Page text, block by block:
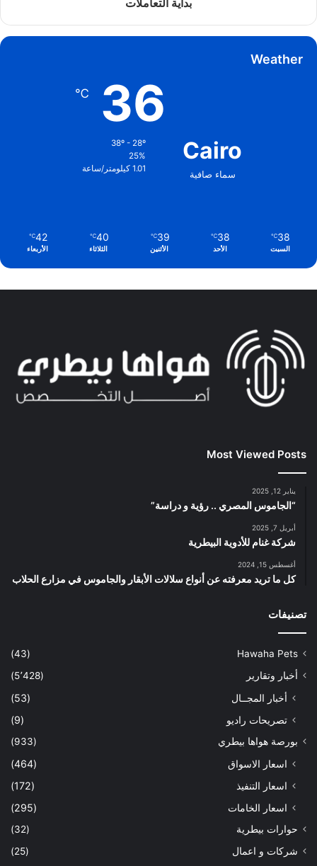
Weather
Cairo
سماء صافية
36
℃
25%
1.01 كيلومتر/ساعة
38
℃
السبت
38
℃
الأحد
39
℃
الأثنين
40
℃
الثلاثاء
42
℃
الأربعاء
Most Viewed Posts
يناير 12, 2025
“الجاموس المصري .. رؤية و دراسة”
أبريل 7, 2025
شركة غنام للأدوية البيطرية
أغسطس 15, 2024
كل ما تريد معرفته عن أنواع سلالات الأبقار والجاموس في مزارع الحلاب
تصنيفات
Hawaha Pets
(43)
أخبار وتقارير
(5٬428)
أخبار المجــال
(53)
تصريحات راديو
(9)
بورصة هواها بيطري (933)
اسعار الاسواق
(464)
اسعار التنفيذ
(172)
اسعار الخامات
(295)
حوارات بيطرية
(32)
شركات و اعمال
(25)